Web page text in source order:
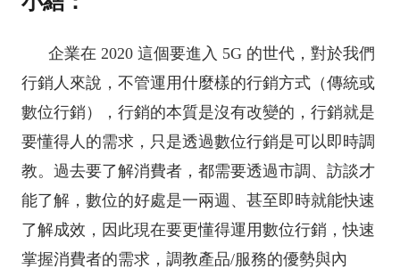
企業在 2020 這個要進入 5G 的世代，對於我們
行銷人來說，不管運用什麼樣的行銷方式（傳統或
數位行銷），行銷的本質是沒有改變的，行銷就是
要懂得人的需求，只是透過數位行銷是可以即時調
教。過去要了解消費者，都需要透過市調、訪談才
能了解，數位的好處是一兩週、甚至即時就能快速
了解成效，因此現在要更懂得運用數位行銷，快速
掌握消費者的需求，調教產品/服務的優勢與內